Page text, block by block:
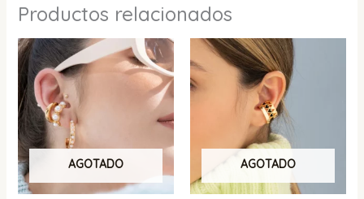
Productos relacionados
AGOTADO AGOTADO